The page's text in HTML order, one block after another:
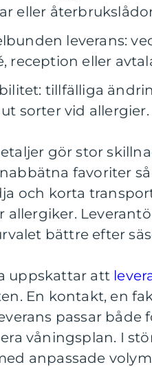
eller
leverans:
reception eller
tillfälliga
sorter vid allergier.
gör stor
favoriter
och korta
allergiker.
bättre efter
uppskattar att
En kontakt, en
passar
våningsplan. I
anpassade